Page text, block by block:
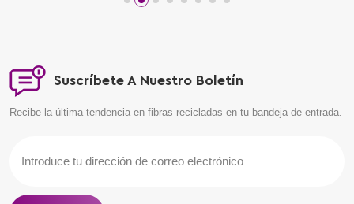
Suscríbete A Nuestro Boletín
Recibe la última tendencia en fibras recicladas en tu bandeja de entrada.